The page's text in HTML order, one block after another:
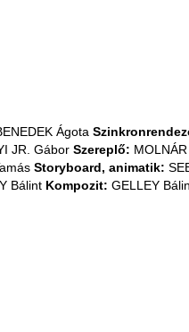
Ágota
JR. Gábor Szereplő:
Storyboard, animatik:
Bálint Kompozit: GELLEY